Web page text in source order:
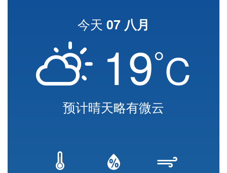
今天 07 八月
19°C
预计晴天略有微云